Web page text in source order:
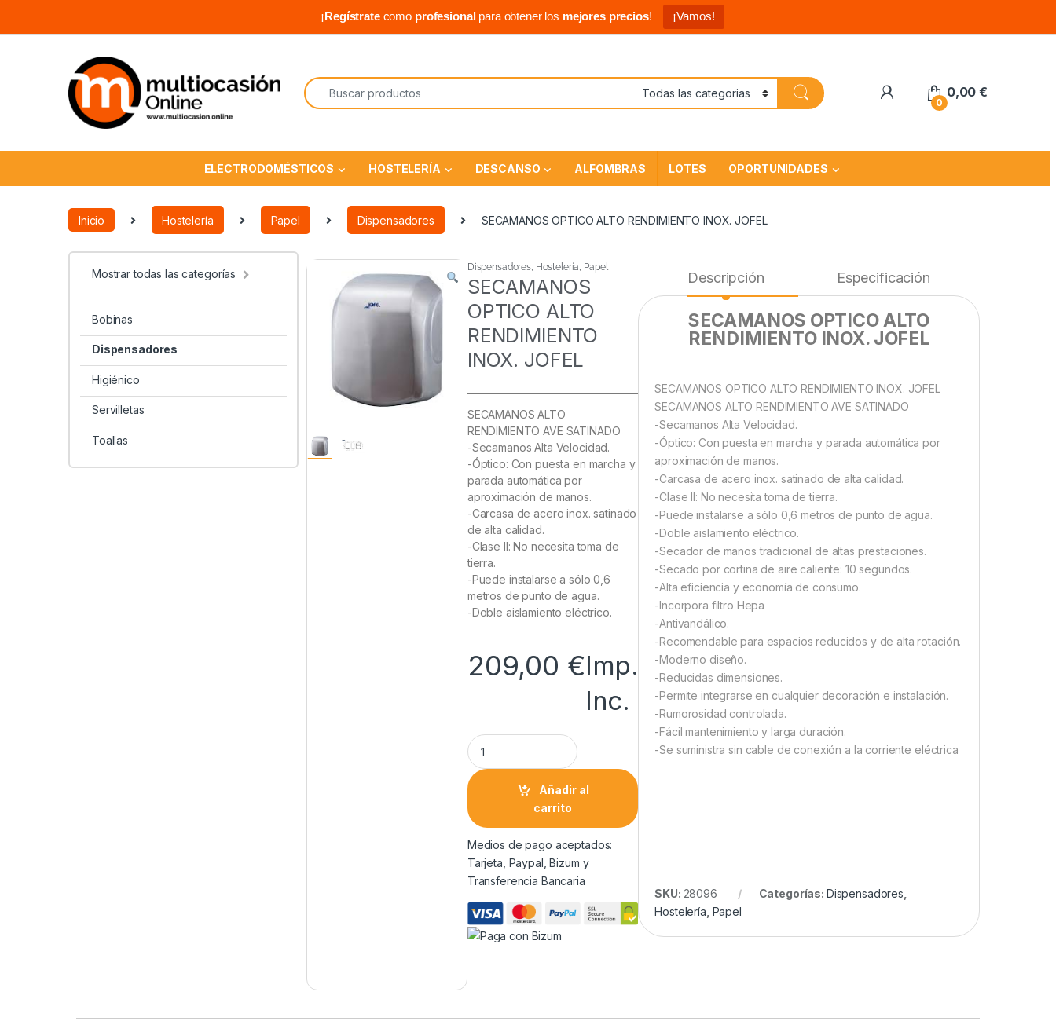
¡Regístratecomo profesionalpara obtener los mejores precios! ¡Vamos!
0
0,00€
ELECTRODOMÉSTICOS HOSTELERÍA DESCANSO ALFOMBRAS LOTES OPORTUNIDADES
Inicio Hostelería Papel Dispensadores SECAMANOS OPTICO ALTO RENDIMIENTO INOX. JOFEL
Mostrar todas las categorías
Bobinas
Dispensadores
Higiénico
Servilletas
Toallas
Dispensadores, Hostelería, Papel
SECAMANOS
OPTICO ALTO
RENDIMIENTO
INOX. JOFEL
SECAMANOS ALTO
RENDIMIENTO AVE SATINADO
-Secamanos Alta Velocidad.
-Óptico: Con puesta en marcha y
parada automática por
aproximación de manos.
-Carcasa de acero inox. satinado
de alta calidad.
-Clase II: No necesita toma de
tierra.
-Puede instalarse a sólo 0,6
metros de punto de agua.
-Doble aislamiento eléctrico.
209,00 €Imp.
Inc.
Añadir al
carrito
Medios de pago aceptados:
Tarjeta, Paypal, Bizum y
Transferencia Bancaria
Descripción Especificación
SECAMANOS OPTICO ALTO
RENDIMIENTO INOX. JOFEL
SECAMANOS OPTICO ALTO RENDIMIENTO INOX. JOFEL
SECAMANOS ALTO RENDIMIENTO AVE SATINADO
-Secamanos Alta Velocidad.
-Óptico: Con puesta en marcha y parada automática por
aproximación de manos.
-Carcasa de acero inox. satinado de alta calidad.
-Clase II: No necesita toma de tierra.
-Puede instalarse a sólo 0,6 metros de punto de agua.
-Doble aislamiento eléctrico.
-Secador de manos tradicional de altas prestaciones.
-Secado por cortina de aire caliente: 10 segundos.
-Alta eficiencia y economía de consumo.
-Incorpora filtro Hepa
-Antivandálico.
-Recomendable para espacios reducidos y de alta rotación.
-Moderno diseño.
-Reducidas dimensiones.
-Permite integrarse en cualquier decoración e instalación.
-Rumorosidad controlada.
-Fácil mantenimiento y larga duración.
-Se suministra sin cable de conexión a la corriente eléctrica
SKU: 28096 Categorías: Dispensadores
Hostelería Papel